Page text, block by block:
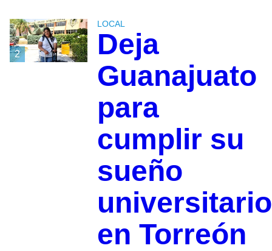
2
LOCAL
Deja
Guanajuato
para
cumplir su
sueño
universitario
en Torreón